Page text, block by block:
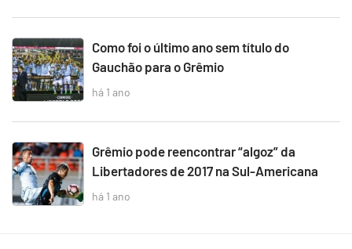
Como foi o último ano sem título do
Gauchão para o Grêmio
há 1 ano
Grêmio pode reencontrar “algoz” da
Libertadores de 2017 na Sul-Americana
há 1 ano